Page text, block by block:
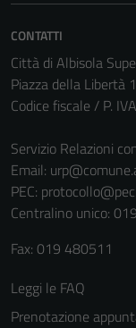
CONTATTI
Città di Albisola
Piazza della Libertà
Codice fiscale / P.
Servizio Relazioni
Email:
PEC:
Centralino unico:
Fax: 019 480511
Leggi le FAQ
Prenotazione